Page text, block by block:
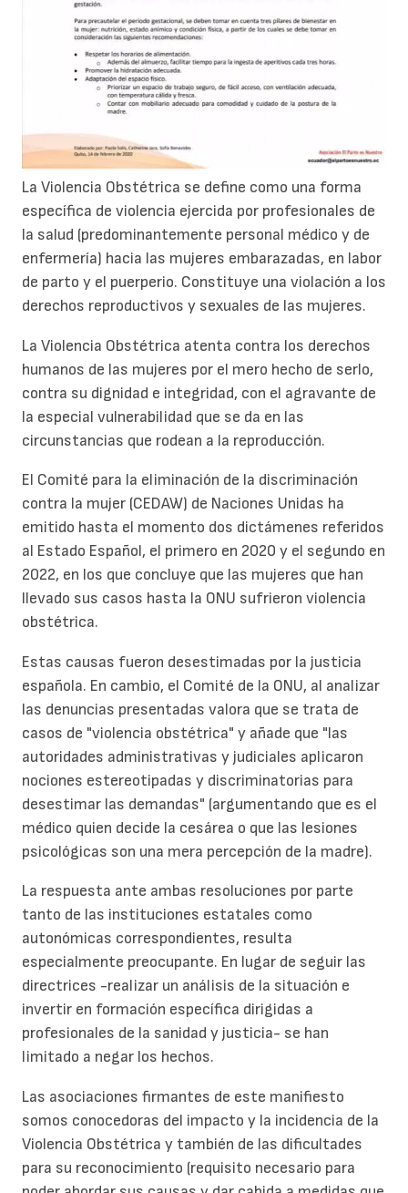
La Violencia Obstétrica se define como una forma
específica de violencia ejercida por profesionales de
la salud (predominantemente personal médico y de
enfermería) hacia las mujeres embarazadas, en labor
de parto y el puerperio. Constituye una violación a los
derechos reproductivos y sexuales de las mujeres.
La Violencia Obstétrica atenta contra los derechos
humanos de las mujeres por el mero hecho de serlo,
contra su dignidad e integridad, con el agravante de
la especial vulnerabilidad que se da en las
circunstancias que rodean a la reproducción.
El Comité para la eliminación de la discriminación
contra la mujer (CEDAW) de Naciones Unidas ha
emitido hasta el momento dos dictámenes referidos
al Estado Español, el primero en 2020 y el segundo en
2022, en los que concluye que las mujeres que han
llevado sus casos hasta la ONU sufrieron violencia
obstétrica.
Estas causas fueron desestimadas por la justicia
española. En cambio, el Comité de la ONU, al analizar
las denuncias presentadas valora que se trata de
casos de "violencia obstétrica" y añade que "las
autoridades administrativas y judiciales aplicaron
nociones estereotipadas y discriminatorias para
desestimar las demandas" (argumentando que es el
médico quien decide la cesárea o que las lesiones
psicológicas son una mera percepción de la madre).
La respuesta ante ambas resoluciones por parte
tanto de las instituciones estatales como
autonómicas correspondientes, resulta
especialmente preocupante. En lugar de seguir las
directrices -realizar un análisis de la situación e
invertir en formación específica dirigidas a
profesionales de la sanidad y justicia- se han
limitado a negar los hechos.
Las asociaciones firmantes de este manifiesto
somos conocedoras del impacto y la incidencia de la
Violencia Obstétrica y también de las dificultades
para su reconocimiento (requisito necesario para